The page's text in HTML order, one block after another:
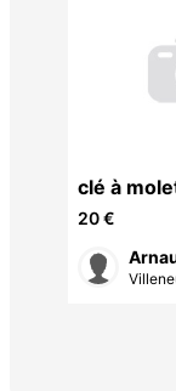
clé à
20 €